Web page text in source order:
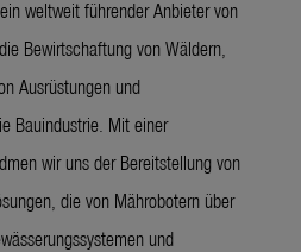
weltweit führender Anbieter von
Bewirtschaftung von Wäldern,
Ausrüstungen und
Bauindustrie. Mit einer
wir uns der Bereitstellung von
die von Mährobotern über
und